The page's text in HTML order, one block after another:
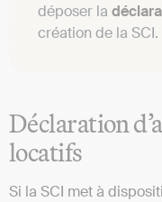
déposer la
création de la SCI​​.
Déclaration
locatifs
Si la SCI met à